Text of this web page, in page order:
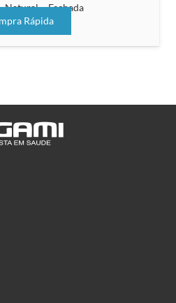
Natural – Fechada
O
Rápida